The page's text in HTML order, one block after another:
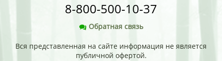
8-800-500-10-37
Обратная связь
Вся представленная на сайте информация не является
публичной офертой.